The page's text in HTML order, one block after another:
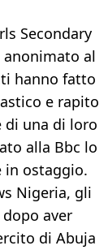
Secondary
anonimato al
hanno fatto
e rapito
di una di loro
alla Bbc lo
in ostaggio.
Nigeria, gli
aver
di Abuja